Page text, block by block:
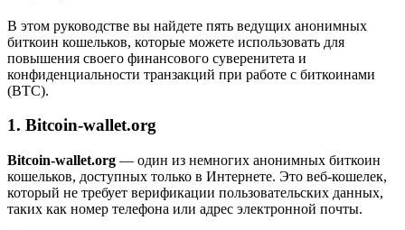
В этом руководстве вы найдете пять ведущих анонимных
биткоин кошельков, которые можете использовать для
повышения своего финансового суверенитета и
конфиденциальности транзакций при работе с биткоинами
(BTC).
1. Bitcoin-wallet.org
Bitcoin-wallet.org — один из немногих анонимных биткоин
кошельков, доступных только в Интернете. Это веб-кошелек,
который не требует верификации пользовательских данных,
таких как номер телефона или адрес электронной почты.